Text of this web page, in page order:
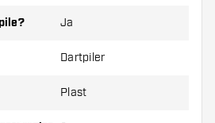
Ja
Dartpiler
Plast